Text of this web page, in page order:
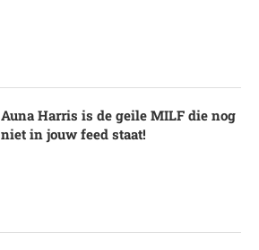
Auna Harris is de geile MILF die nog
niet in jouw feed staat!